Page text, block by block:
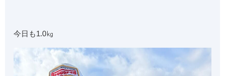
今日も1.0㎏